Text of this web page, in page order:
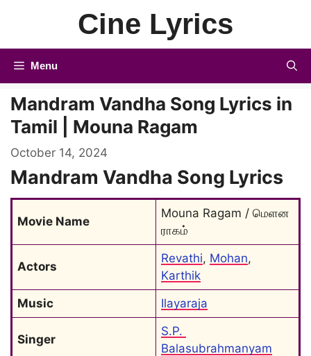
Cine Lyrics
Menu
Mandram Vandha Song Lyrics in
Tamil | Mouna Ragam
October 14, 2024
Mandram Vandha Song Lyrics
Movie Name
Mouna Ragam / மெளன
ராகம்
Actors
Revathi, Mohan
Karthik
Music
Ilayaraja
Singer
S.P.
Balasubrahmanyam